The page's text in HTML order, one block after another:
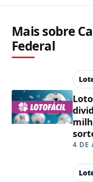
Mais sobre
Federal
4 DE